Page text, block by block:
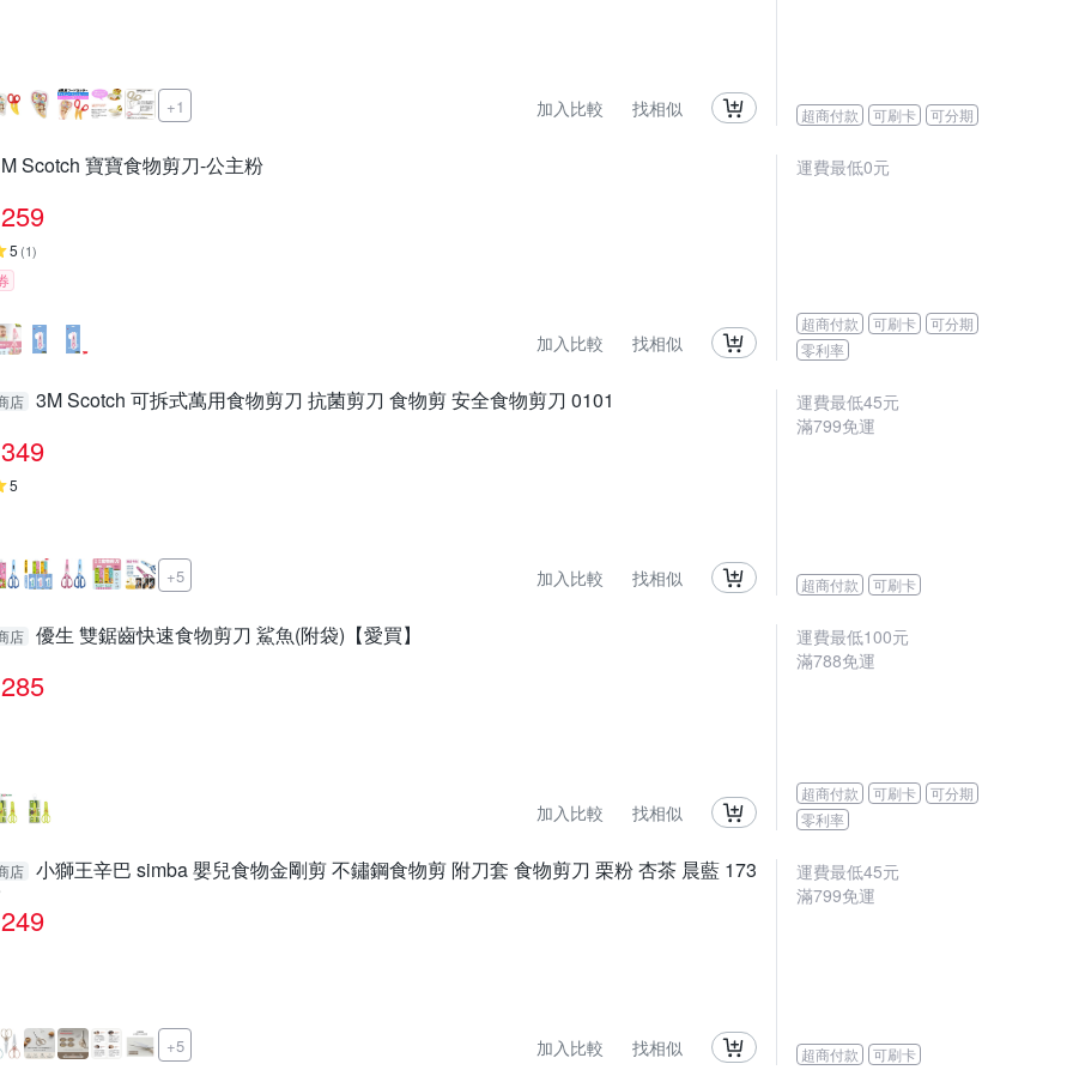
+1 加入比較 找相似 超商付款 可刷卡 可分期
Scotch 寶寶食物剪刀-公主粉
259
5 (1)
加入比較 找相似
運費最低0元
超商付款 可刷卡
可分期
零利率
店 3M Scotch 可拆式萬用食物剪刀 抗菌剪刀 食物剪 安全食物剪刀 0101
349
5
+5 加入比較 找相似
運費最低45元
滿799免運
超商付款 可刷卡
店 優生 雙鋸齒快速食物剪刀 鯊魚(附袋)【愛買】
285
加入比較 找相似
運費最低100元
滿788免運
超商付款 可刷卡
可分期
零利率
店 小獅王辛巴 simba 嬰兒食物金剛剪 不鏽鋼食物剪 附刀套 食物剪刀 栗粉 杏茶 晨藍 173
249
+5 加入比較 找相似
運費最低45元
滿799免運
超商付款 可刷卡